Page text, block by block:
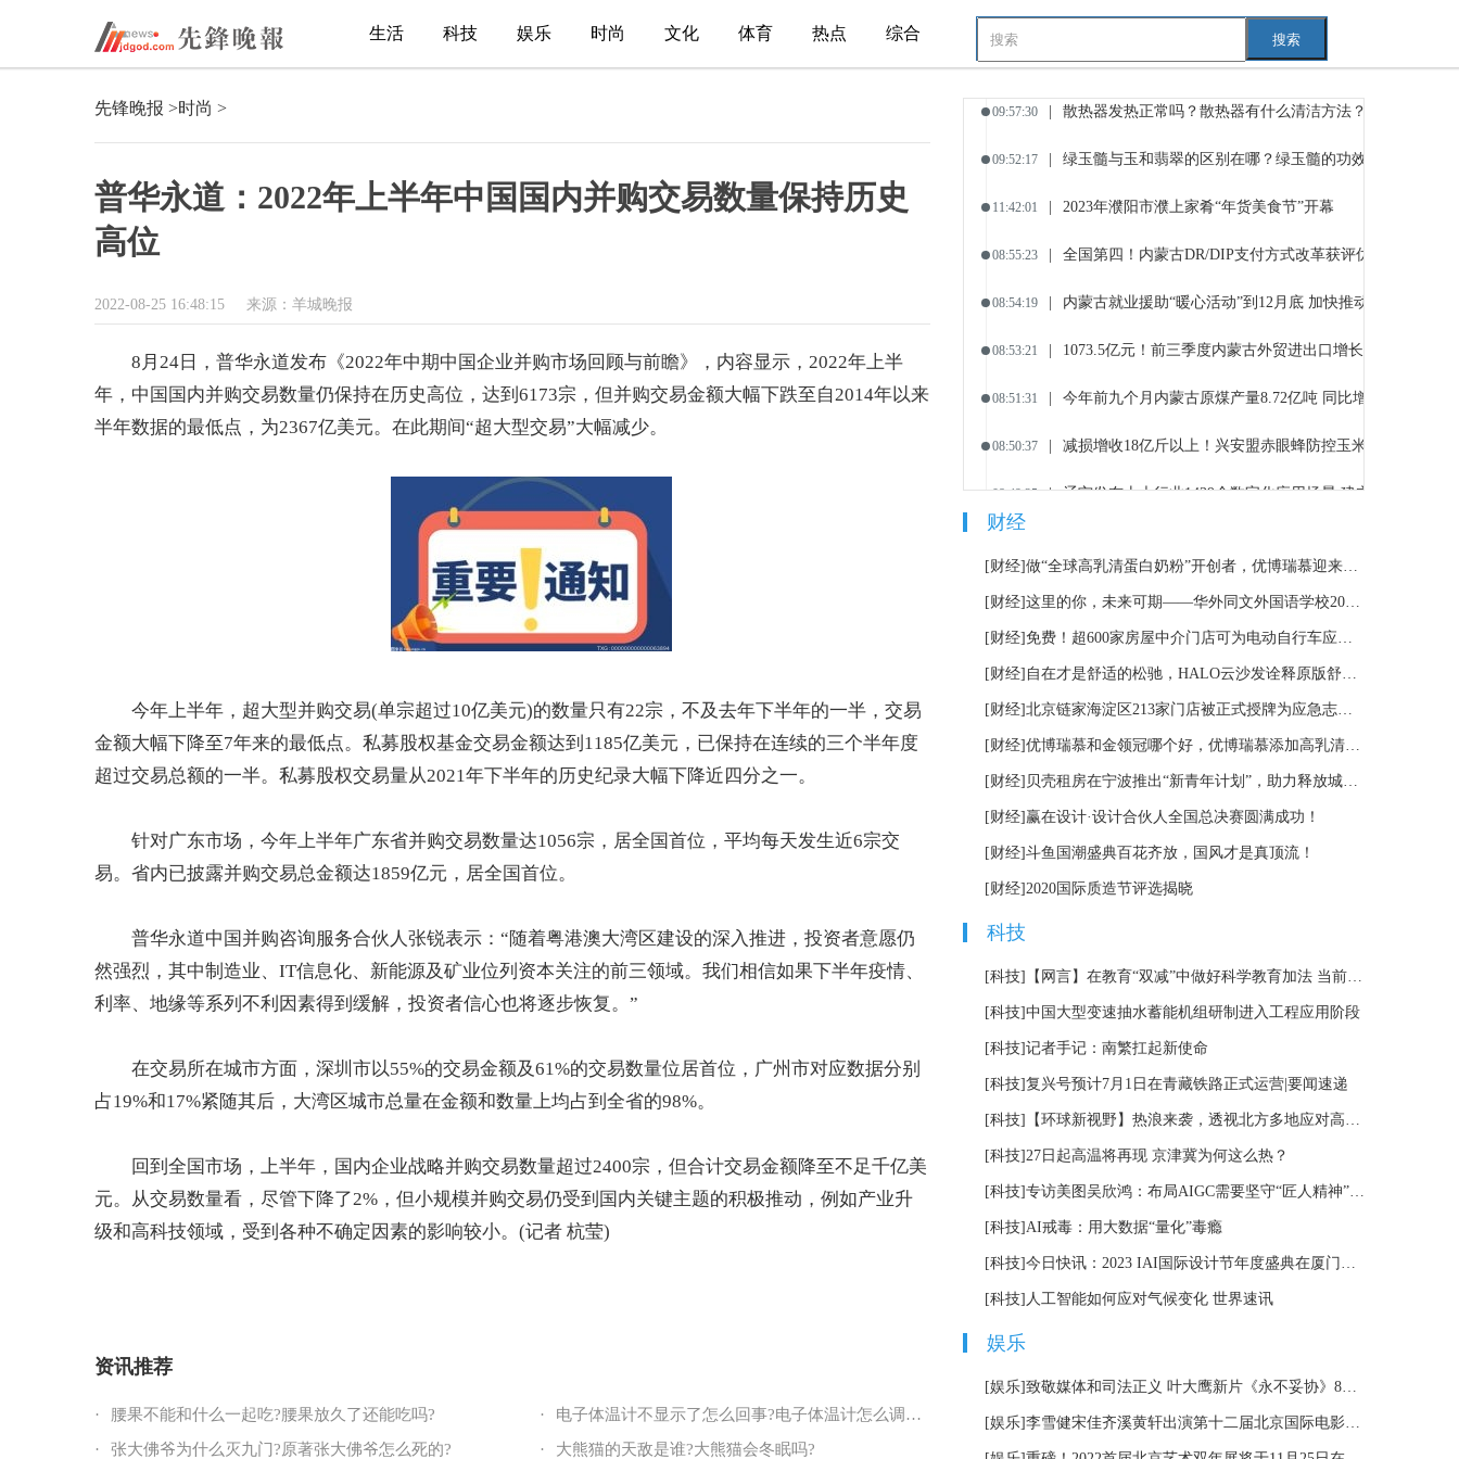
生活 科技 娱乐 时尚 文化 体育 热点 综合 搜索
先锋晚报 >时尚 >
普华永道：2022年上半年中国国内并购交易数量保持历史
高位
2022-08-25 16:48:15 来源：羊城晚报
8月24日，普华永道发布《2022年中期中国企业并购市场回顾与前瞻》，内容显示，2022年上半
年，中国国内并购交易数量仍保持在历史高位，达到6173宗，但并购交易金额大幅下跌至自2014年以来
半年数据的最低点，为2367亿美元。在此期间“超大型交易”大幅减少。
今年上半年，超大型并购交易(单宗超过10亿美元)的数量只有22宗，不及去年下半年的一半，交易
金额大幅下降至7年来的最低点。 私募股权基金交易金额达到1185亿美元，已保持在连续的三个半年度
超过交易总额的一半。 私募股权交易量从2021年下半年的历史纪录大幅下降近四分之一。
针对广东市场，今年上半年广东省并购交易数量达1056宗，居全国首位， 平均每天发生近6宗交
易。省内已披露并购交易总金额达1859亿元，居全国首位。
普华永道中国并购咨询服务合伙人张锐表示：“随着粤港澳大湾区建设的深入推进， 投资者意愿仍
然强烈，其中制造业、IT信息化、新能源及矿业位列资本关注的前三领域。我们相信如果下半年疫情、
利率、地缘等系列不利因素得到缓解， 投资者信心也将逐步恢复。”
在交易所在城市方面，深圳市以55%的交易金额及61%的交易数量位居首位，广州市对应数据分别
占19%和17%紧随其后，大湾区城市总量在金额和数量上均占到全省的98%。
回到全国市场，上半年，国内企业战略并购交易数量超过2400宗，但合计交易金额降至不足千亿美
元。从交易数量看，尽管下降了2%，但小规模并购交易仍受到国内关键主题的积极推动，例如产业升
级和高科技领域，受到各种不确定因素的影响较小。(记者 杭莹)
资讯推荐
·
腰果不能和什么一起吃?腰果放久了还能吃吗?
·
张大佛爷为什么灭九门?原著张大佛爷怎么死的?
·
电子体温计不显示了怎么回事?电子体温计怎么调准确?
·
大熊猫的天敌是谁?大熊猫会冬眠吗?
09:57:30 散热器发热正常吗？散热器有什么清洁方法？
09:52:17 绿玉髓与玉和翡翠的区别在哪？绿玉髓的功效与作用
11:42:01 2023年濮阳市濮上家肴“年货美食节”开幕
08:55:23 全国第四！内蒙古DR/DIP支付方式改革获评优秀
08:54:19 内蒙古就业援助“暖心活动”到12月底 加快推动补贴类政策
08:53:21 1073.5亿元！前三季度内蒙古外贸进出口增长20.3%
08:51:31 今年前九个月内蒙古原煤产量8.72亿吨 同比增长15.6%
08:50:37 减损增收18亿斤以上！兴安盟赤眼蜂防控玉米螟绿色生物
08:49:25 | 辽宁发布十大行业1439个数字化应用场景 建立场景资源数
财经
[财经] 做“全球高乳清蛋白奶粉”开创者，优博瑞慕迎来全新战略定位
[财经] 这里的你，未来可期——华外同文外国语学校2023届毕业典礼隆重举行
[财经] 免费！超600家房屋中介门店可为电动自行车应急充电
[财经] 自在才是舒适的松驰，HALO云沙发诠释原版舒适体验
[财经] 北京链家海淀区213家门店被正式授牌为应急志愿服务站
[财经] 优博瑞慕和金领冠哪个好，优博瑞慕添加高乳清蛋白营养更高
[财经] 贝壳租房在宁波推出“新青年计划”，助力释放城市引力
[财经] 赢在设计·设计合伙人全国总决赛圆满成功！
[财经]斗鱼国潮盛典百花齐放，国风才是真顶流！
[财经]2020国际质造节评选揭晓
科技
[科技] 【网言】在教育“双减”中做好科学教育加法 当前资讯
[科技]中国大型变速抽水蓄能机组研制进入工程应用阶段
[科技]记者手记：南繁扛起新使命
[科技]复兴号预计7月1日在青藏铁路正式运营|要闻速递
[科技] 【环球新视野】热浪来袭，透视北方多地应对高温天气举措
[科技]27日起高温将再现 京津冀为何这么热？
[科技] 专访美图吴欣鸿：布局AIGC需要坚守“匠人精神” 世界焦点
[科技]AI戒毒：用大数据“量化”毒瘾
[科技] 今日快讯：2023 IAI国际设计节年度盛典在厦门举办
[科技] 人工智能如何应对气候变化 世界速讯
娱乐
[娱乐] 致敬媒体和司法正义 叶大鹰新片《永不妥协》8月12日上映
[娱乐] 李雪健宋佳齐溪黄轩出演第十二届北京国际电影节主宣片